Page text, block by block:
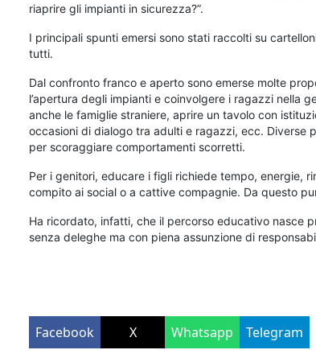
riaprire gli impianti in sicurezza?”.
I principali spunti emersi sono stati raccolti su
tutti.
Dal confronto franco e aperto sono emerse molte
l’apertura degli impianti e coinvolgere i ragazzi nella
anche le famiglie straniere, aprire un tavolo con
occasioni di dialogo tra adulti e ragazzi, ecc. Diverse
per scoraggiare comportamenti scorretti.
Per i genitori, educare i figli richiede tempo, energie,
compito ai social o a cattive compagnie. Da questo
Ha ricordato, infatti, che il percorso educativo nasce
senza deleghe ma con piena assunzione di
Facebook X Whatsapp Telegram